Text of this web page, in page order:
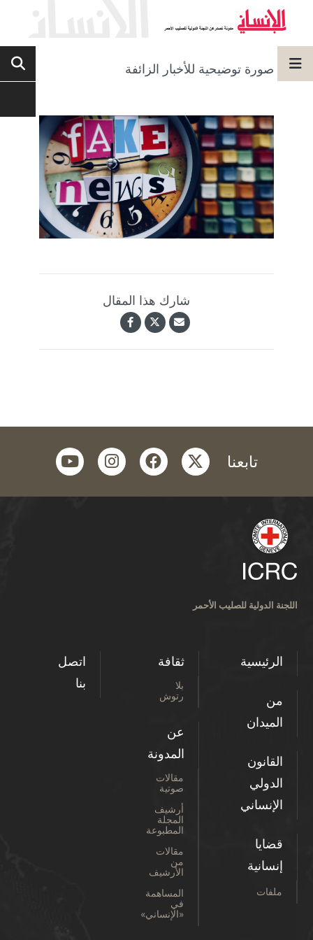
صورة توضيحية للأخبار الزائفة
شارك هذا المقال
تابعنا twitter
facebook
instagram
youtube
اللجنة الدولية للصليب الأحمر
الرئيسية
من
الميدان
القانون
الدولي
الإنساني
قضايا
إنسانية
ملفات
ثقافة
بلا
رتوش
عن
المدونة
مقالات
صوتية
أرشيف
المجلة
المطبوعة
مقالات
من
الأرشيف
المساهمة
في
«الإنساني»
اتصل
بنا